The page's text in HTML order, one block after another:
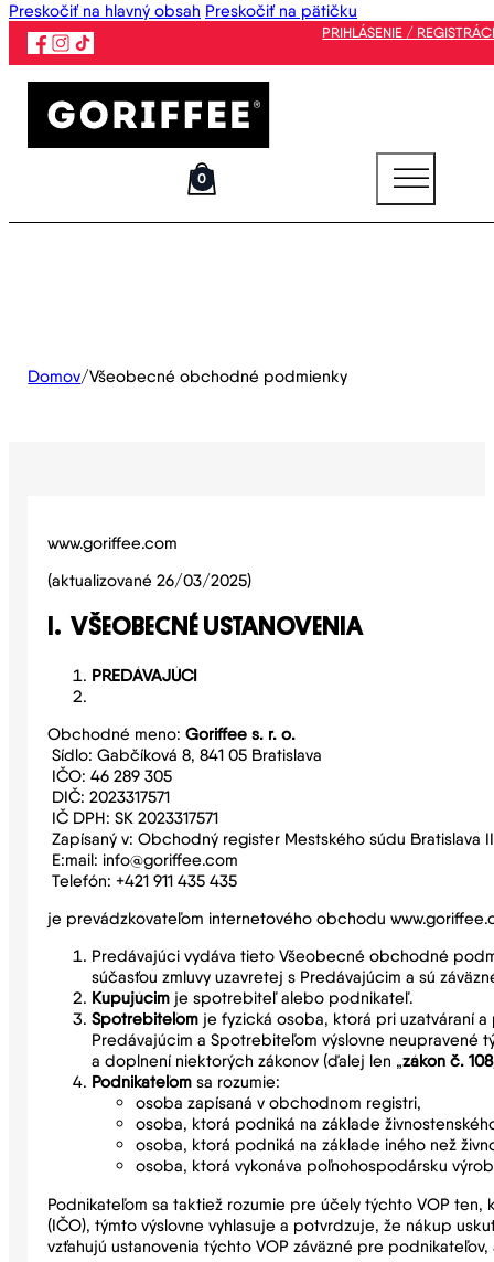
Preskočiť na hlavný obsah Preskočiť na pätičku
PRIHLÁSENIE /
0
Domov/Všeobecné obchodné podmienky
www.goriffee.com
(aktualizované 26/03/2025)
I. VŠEOBECNÉ USTANOVENIA
PREDÁVAJÚCI
Obchodné meno: Goriffee s. r. o.
Sídlo: Gabčíková 8, 841 05 Bratislava
IČO: 46 289 305
DIČ: 2023317571
IČ DPH: SK 2023317571
Zapísaný v: Obchodný register Mestského súdu Bratislava
E:mail: info@goriffee.com
Telefón: +421 911 435 435
je prevádzkovateľom internetového obchodu
Predávajúci vydáva tieto Všeobecné obchodné
súčasťou zmluvy uzavretej s Predávajúcim a sú
Kupujúcim je spotrebiteľ alebo podnikateľ.
Spotrebiteľomje fyzická osoba, ktorá pri uzatváraní
Predávajúcim a Spotrebiteľom výslovne neupravené
a doplnení niektorých zákonov (ďalej len „zákon č.
Podnikateľomsa rozumie:
osoba zapísaná v obchodnom registri,
osoba, ktorá podniká na základe
osoba, ktorá podniká na základe iného než
osoba, ktorá vykonáva poľnohospodársku
Podnikateľom sa taktiež rozumie pre účely týchto VOP
(IČO), týmto výslovne vyhlasuje a potvrdzuje, že nákup
vzťahujú ustanovenia týchto VOP záväzné pre